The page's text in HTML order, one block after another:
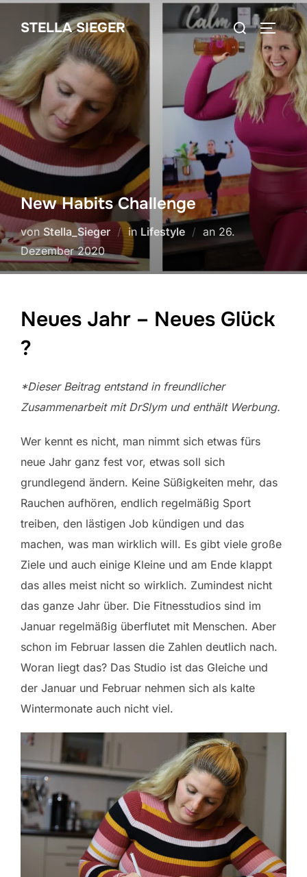
Inhalt
springen
STELLA SIEGER
Suchen
nach:
New Habits Challenge
von Stella_Sieger in Lifestyle an Veröffentlicht
26.
Dezember 2020
Neues Jahr – Neues Glück
?
*Dieser Beitrag entstand in freundlicher
Zusammenarbeit mit DrSlym und enthält Werbung.
Wer kennt es nicht, man nimmt sich etwas fürs
neue Jahr ganz fest vor, etwas soll sich
grundlegend ändern. Keine Süßigkeiten mehr, das
Rauchen aufhören, endlich regelmäßig Sport
treiben, den lästigen Job kündigen und das
machen, was man wirklich will. Es gibt viele große
Ziele und auch einige Kleine und am Ende klappt
das alles meist nicht so wirklich. Zumindest nicht
das ganze Jahr über. Die Fitnesstudios sind im
Januar regelmäßig überflutet mit Menschen. Aber
schon im Februar lassen die Zahlen deutlich nach.
Woran liegt das? Das Studio ist das Gleiche und
der Januar und Februar nehmen sich als kalte
Wintermonate auch nicht viel.